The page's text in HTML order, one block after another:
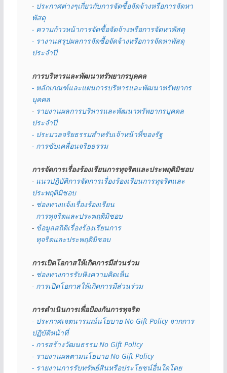
- ประกาศต่างๆเกี่ยวกับการจัดซื้อจัดจ้างหรือการจัดหา
พัสดุ
- ความก้าวหน้าการจัดซื้อจัดจ้างหรือการจัดหาพัสดุ
- รางานสรุปผลการจัดซื้อจัดจ้างหรือการจัดหาพัสดุ
ประจำปี
การบริหารและพัฒนาทรัพยากรบุคคล
- หลักเกณฑ์และแผนการบริหารและพัฒนาทรัพยากร
บุคคล
- รายงานผลการบริหารและพัฒนาทรัพยากรบุคคล
ประจำปี
- ประมวลจริยธรรมสำหรับเจ้าหน้าที่ของรัฐ
- การขับเคลื่อนจริยธรรม
การจัดการเรื่องร้องเรียนการทุจริตและประพฤติมิชอบ
- แนวปฏิบัติการจัดการเรื่องร้องเรียนการทุจริตและ
ประพฤติมิชอบ
- ช่องทางแจ้งเรื่องร้องเรียน
  การทุจริตและประพฤติมิชอบ
- ข้อมูลสถิติเรื่องร้องเรียนการ
  ทุจริตและประพฤติมิชอบ
การเปิดโอกาสให้เกิดการมีส่วนร่วม
- ช่องทางการรับฟังความคิดเห็น
- การเปิดโอกาสให้เกิดการมีส่วนร่วม
การดำเนินการเพื่อป้องกันการทุจริต
- ประกาศเจตนารมณ์นโยบาย No Gift Policy จากการ
ปฏิบัติหน้าที่
- การสร้างวัฒนธรรม No Gift Policy
- รายงานผลตามนโยบาย No Gift Policy
- รายงานการรับทรัพย์สินหรือประโยชน์อื่นใดโดย